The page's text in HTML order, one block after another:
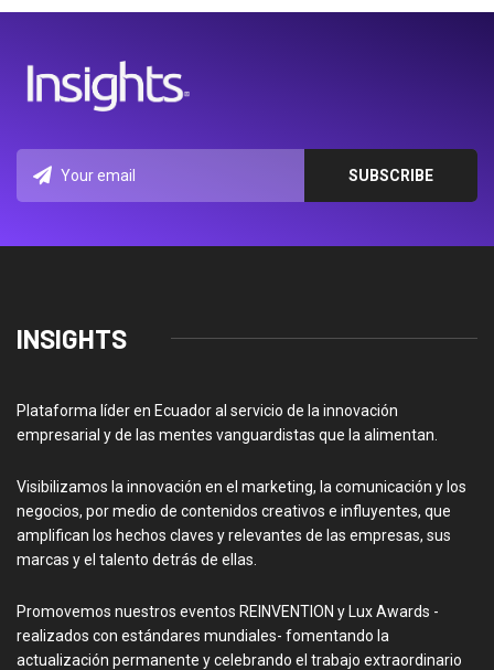
INSIGHTS
Plataforma líder en Ecuador al servicio de la innovación
empresarial y de las mentes vanguardistas que la alimentan.
Visibilizamos la innovación en el marketing, la comunicación y los
negocios, por medio de contenidos creativos e influyentes, que
amplifican los hechos claves y relevantes de las empresas, sus
marcas y el talento detrás de ellas.
Promovemos nuestros eventos REINVENTION y Lux Awards -
realizados con estándares mundiales- fomentando la
actualización permanente y celebrando el trabajo extraordinario